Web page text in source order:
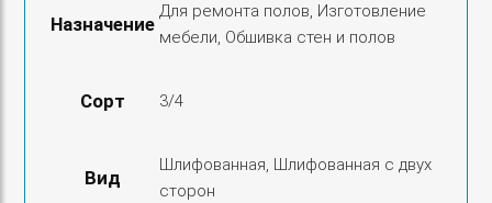
Назначение
Для ремонта полов, Изготовление
мебели, Обшивка стен и полов
Сорт 3/4
Вид
Шлифованная, Шлифованная с двух
сторон